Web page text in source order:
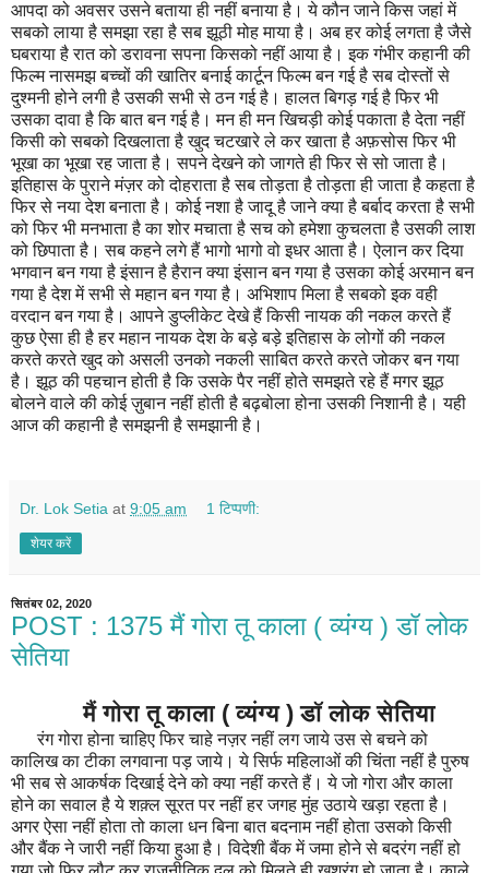
आपदा को अवसर उसने बताया ही नहीं बनाया है। ये कौन जाने किस जहां में
सबको लाया है समझा रहा है सब झूठी मोह माया है। अब हर कोई लगता है जैसे
घबराया है रात को डरावना सपना किसको नहीं आया है। इक गंभीर कहानी की
फिल्म नासमझ बच्चों की खातिर बनाई कार्टून फिल्म बन गई है सब दोस्तों से
दुश्मनी होने लगी है उसकी सभी से ठन गई है। हालत बिगड़ गई है फिर भी
उसका दावा है कि बात बन गई है। मन ही मन खिचड़ी कोई पकाता है देता नहीं
किसी को सबको दिखलाता है खुद चटखारे ले कर खाता है अफ़सोस फिर भी
भूखा का भूखा रह जाता है। सपने देखने को जागते ही फिर से सो जाता है।
इतिहास के पुराने मंज़र को दोहराता है सब तोड़ता है तोड़ता ही जाता है कहता है
फिर से नया देश बनाता है। कोई नशा है जादू है जाने क्या है बर्बाद करता है सभी
को फिर भी मनभाता है का शोर मचाता है सच को हमेशा कुचलता है उसकी लाश
को छिपाता है। सब कहने लगे हैं भागो भागो वो इधर आता है। ऐलान कर दिया
भगवान बन गया है इंसान है हैरान क्या इंसान बन गया है उसका कोई अरमान बन
गया है देश में सभी से महान बन गया है। अभिशाप मिला है सबको इक वही
वरदान बन गया है। आपने डुप्लीकेट देखे हैं किसी नायक की नकल करते हैं
कुछ ऐसा ही है हर महान नायक देश के बड़े बड़े इतिहास के लोगों की नकल
करते करते खुद को असली उनको नकली साबित करते करते जोकर बन गया
है। झूठ की पहचान होती है कि उसके पैर नहीं होते समझते रहे हैं मगर झूठ
बोलने वाले की कोई ज़ुबान नहीं होती है बढ़बोला होना उसकी निशानी है। यही
आज की कहानी है समझनी है समझानी है।
Dr. Lok Setia at 9:05 am 1 टिप्पणी:
शेयर करें
सितंबर 02, 2020
POST : 1375 मैं गोरा तू काला ( व्यंग्य ) डॉ लोक
सेतिया
मैं गोरा तू काला ( व्यंग्य ) डॉ लोक सेतिया
रंग गोरा होना चाहिए फिर चाहे नज़र नहीं लग जाये उस से बचने को
कालिख का टीका लगवाना पड़ जाये। ये सिर्फ महिलाओं की चिंता नहीं है पुरुष
भी सब से आकर्षक दिखाई देने को क्या नहीं करते हैं। ये जो गोरा और काला
होने का सवाल है ये शक़्ल सूरत पर नहीं हर जगह मुंह उठाये खड़ा रहता है।
अगर ऐसा नहीं होता तो काला धन बिना बात बदनाम नहीं होता उसको किसी
और बैंक ने जारी नहीं किया हुआ है। विदेशी बैंक में जमा होने से बदरंग नहीं हो